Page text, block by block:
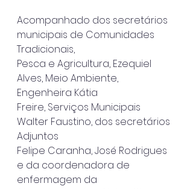
Acompanhado dos secretários
municipais de Comunidades
Tradicionais,
Pesca e Agricultura, Ezequiel
Alves, Meio Ambiente,
Engenheira Kátia
Freire, Serviços Municipais
Walter Faustino, dos secretários
Adjuntos
Felipe Caranha, José Rodrigues
e da coordenadora de
enfermagem da